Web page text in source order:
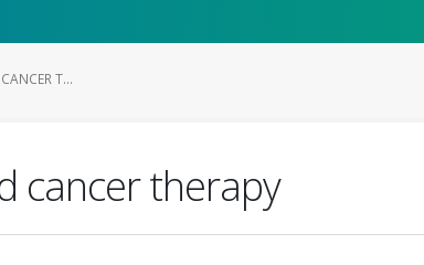
T...
cancer therapy